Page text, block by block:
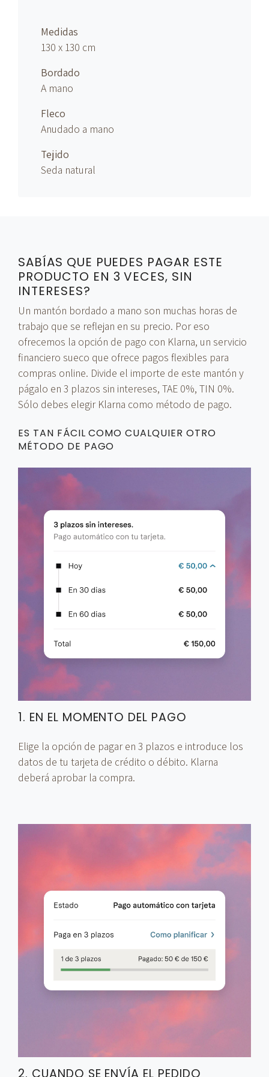
Medidas
130 x 130 cm
Bordado
A mano
Fleco
Anudado a mano
Tejido
Seda natural
SABÍAS QUE PUEDES PAGAR ESTE
PRODUCTO EN 3 VECES, SIN
INTERESES?
Un mantón bordado a mano son muchas horas de
trabajo que se reflejan en su precio. Por eso
ofrecemos la opción de pago con Klarna, un servicio
financiero sueco que ofrece pagos flexibles para
compras online. Divide el importe de este mantón y
págalo en 3 plazos sin intereses, TAE 0%, TIN 0%.
Sólo debes elegir Klarna como método de pago.
ES TAN FÁCIL COMO CUALQUIER OTRO
MÉTODO DE PAGO
1. EN EL MOMENTO DEL PAGO
Elige la opción de pagar en 3 plazos e introduce los
datos de tu tarjeta de crédito o débito. Klarna
deberá aprobar la compra.
2. CUANDO SE ENVÍA EL PEDIDO